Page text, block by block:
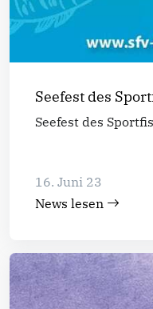
Seefest des
Seefest des
16. Juni 23
News lesen